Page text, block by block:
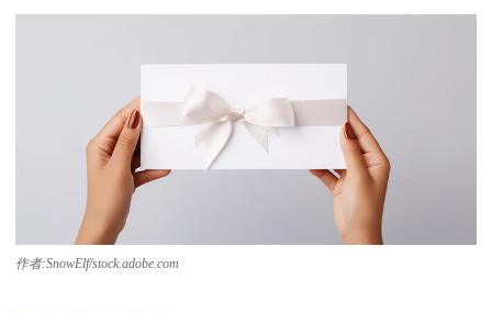
作者:SnowElf/stock.adobe.com